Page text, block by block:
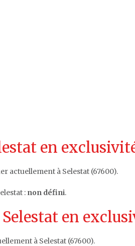
en
actuellement à Selestat (67600).
: non défini.
en
à Selestat (67600).